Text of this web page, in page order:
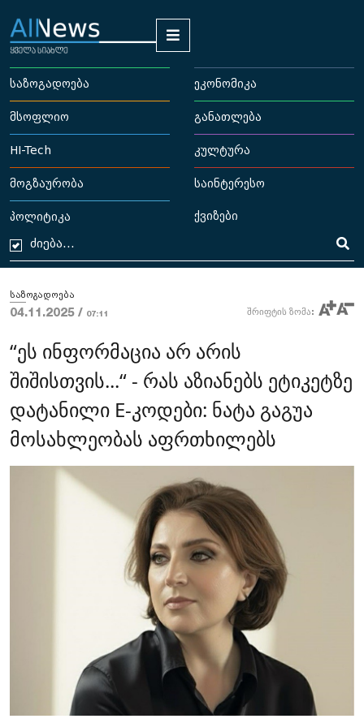
საზოგადოება ეკონომიკა
მსოფლიო განათლება
HI-Tech კულტურა
მოგზაურობა საინტერესო
პოლიტიკა ქვიზები
საზოგადოება
04.11.2025 / 07:11 შრიფტის ზომა:
“ეს ინფორმაცია არ არის
შიშისთვის...“ - რას აზიანებს ეტიკეტზე
დატანილი E-კოდები: ნატა გაგუა
მოსახლეობას აფრთხილებს